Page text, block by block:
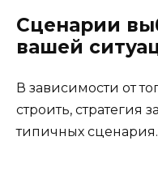
Сценарии
вашей
В зависимости от
строить, стратегия
типичных сценария.